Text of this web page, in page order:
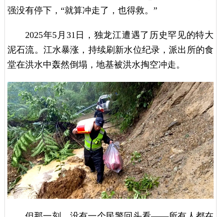
强没有停下，“就算冲走了，也得救。”
2025年5月31日，独龙江遭遇了历史罕见的特大
泥石流。江水暴涨，持续刷新水位纪录，派出所的食
堂在洪水中轰然倒塌，地基被洪水掏空冲走。